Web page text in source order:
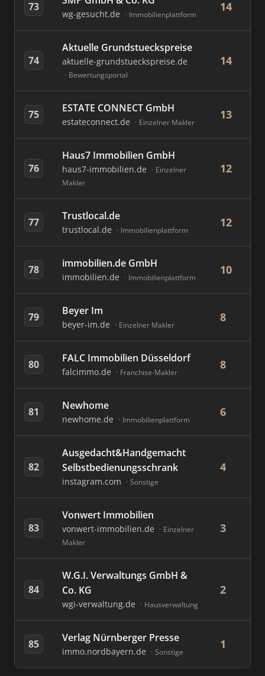
73
wg-gesucht.de Immobilienplattform
14
74
Aktuelle Grundstueckspreise
aktuelle-grundstueckspreise.de
Bewertungsportal
14
75 ESTATE CONNECT GmbH
estateconnect.de Einzelner Makler
13
76
Haus7 Immobilien GmbH
haus7-immobilien.de
Einzelner
Makler
12
77 Trustlocal.de
trustlocal.de Immobilienplattform
12
78 immobilien.de GmbH
immobilien.de Immobilienplattform
10
79 Beyer Im
beyer-im.de Einzelner Makler
8
80 FALC Immobilien Düsseldorf
falcimmo.de Franchise-Makler
8
81 Newhome
newhome.de Immobilienplattform
6
82
Ausgedacht&Handgemacht
Selbstbedienungsschrank
instagram.com Sonstige
4
83
Vonwert Immobilien
vonwert-immobilien.de
Einzelner
Makler
3
84
W.G.I. Verwaltungs GmbH &
Co. KG
wgi-verwaltung.de Hausverwaltung
2
85 Verlag Nürnberger Presse
immo.nordbayern.de Sonstige
1